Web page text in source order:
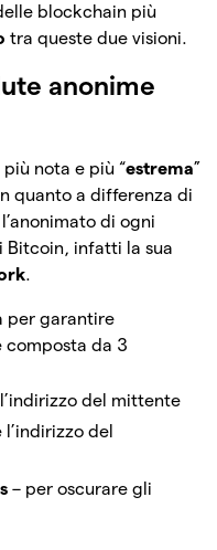
blockchain più
tra queste due visioni.
anonime
nota e più “estrema”
quanto a differenza di
di ogni
Bitcoin, infatti la sua
.
per garantire
composta da 3
del mittente
del
– per oscurare gli